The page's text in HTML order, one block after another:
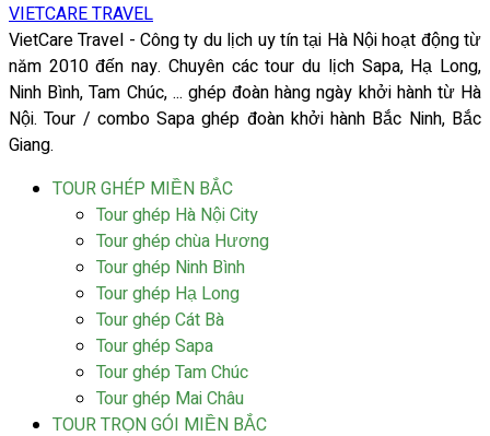
VIETCARE TRAVEL
VietCare Travel - Công ty du lịch uy tín tại Hà Nội hoạt động từ
năm 2010 đến nay. Chuyên các tour du lịch Sapa, Hạ Long,
Ninh Bình, Tam Chúc, ... ghép đoàn hàng ngày khởi hành từ Hà
Nội. Tour / combo Sapa ghép đoàn khởi hành Bắc Ninh, Bắc
Giang.
TOUR GHÉP MIỀN BẮC
Tour ghép Hà Nội City
Tour ghép chùa Hương
Tour ghép Ninh Bình
Tour ghép Hạ Long
Tour ghép Cát Bà
Tour ghép Sapa
Tour ghép Tam Chúc
Tour ghép Mai Châu
TOUR TRỌN GÓI MIỀN BẮC